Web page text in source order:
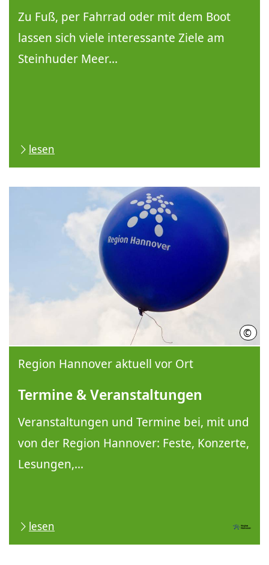
Zu Fuß, per Fahrrad oder mit dem Boot
lassen sich viele interessante Ziele am
Steinhuder Meer...
lesen
©
Region Hannover aktuell vor Ort
Termine & Veranstaltungen
Veranstaltungen und Termine bei, mit und
von der Region Hannover: Feste, Konzerte,
Lesungen,...
lesen